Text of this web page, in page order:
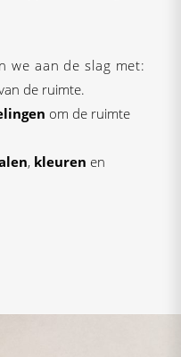
we aan de slag met:
de ruimte.
om de ruimte
, kleuren en